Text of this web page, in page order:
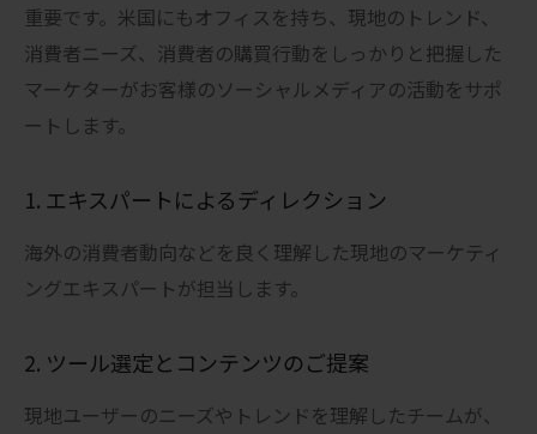
重要です。米国にもオフィスを持ち、現地のトレンド、
消費者ニーズ、消費者の購買行動をしっかりと把握した
マーケターがお客様のソーシャルメディアの活動をサポ
ートします。
1. エキスパートによるディレクション
海外の消費者動向などを良く理解した現地のマーケティ
ングエキスパートが担当します。
2. ツール選定とコンテンツのご提案
現地ユーザーのニーズやトレンドを理解したチームが、